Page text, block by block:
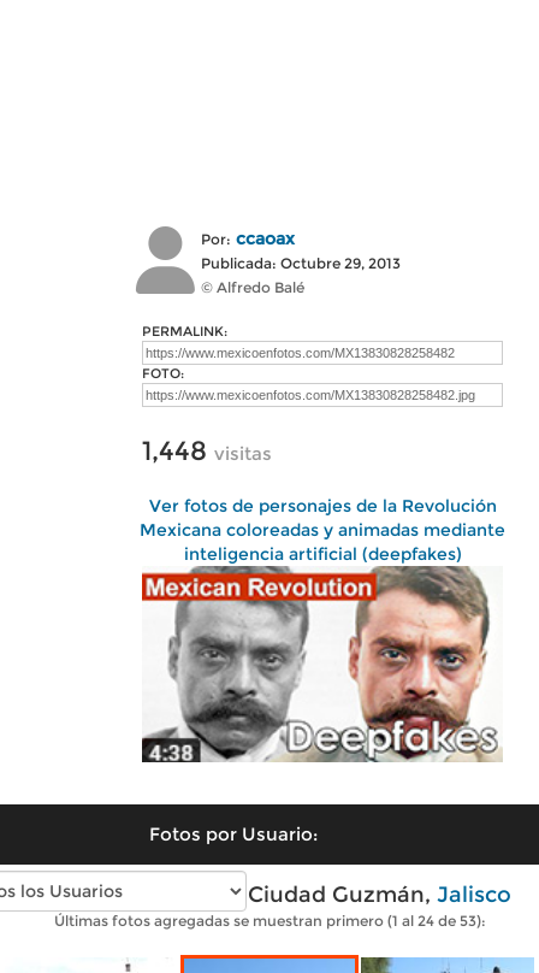
Por: ccaoax
Publicada: Octubre 29, 2013
© Alfredo Balé
PERMALINK:
FOTO:
1,448 visitas
Ver fotos de personajes de la Revolución
Mexicana coloreadas y animadas mediante
inteligencia artificial (deepfakes)
Fotos por Usuario:
Fotos modernas de Ciudad Guzmán, Jalisco
Últimas fotos agregadas se muestran primero (1 al 24 de 53):